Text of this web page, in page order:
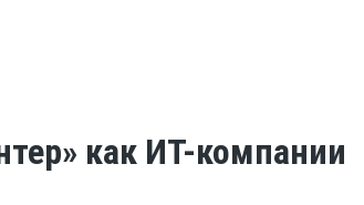
как ИТ-компании